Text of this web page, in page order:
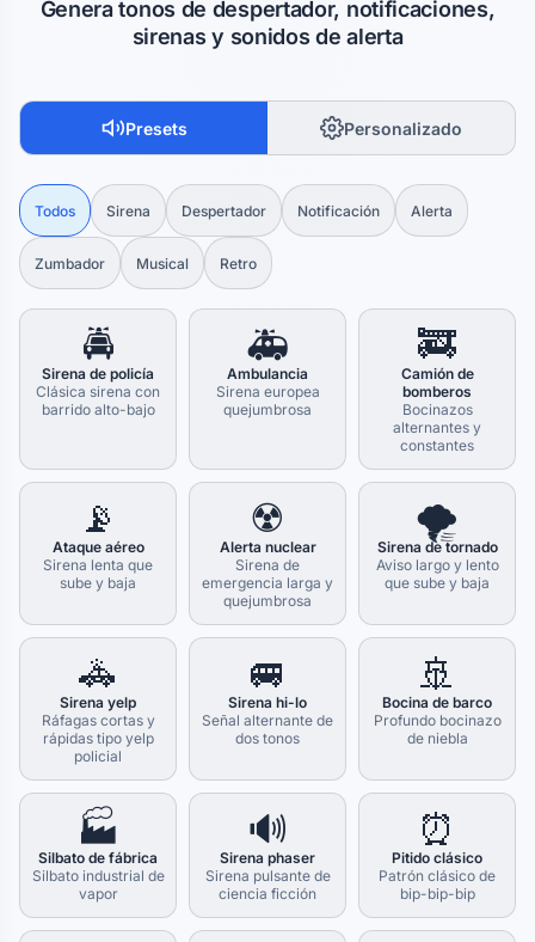
Genera tonos de despertador, notificaciones,
sirenas y sonidos de alerta
Presets Personalizado
Todos Sirena Despertador Notificación Alerta
Zumbador Musical Retro
🚔
Sirena de policía
Clásica sirena con
barrido alto-bajo
🚑
Ambulancia
Sirena europea
quejumbrosa
🚒
Camión de
bomberos
Bocinazos
alternantes y
constantes
📡
Ataque aéreo
Sirena lenta que
sube y baja
☢️
Alerta nuclear
Sirena de
emergencia larga y
quejumbrosa
🌪️
Sirena de tornado
Aviso largo y lento
que sube y baja
🚓
Sirena yelp
Ráfagas cortas y
rápidas tipo yelp
policial
🚐
Sirena hi-lo
Señal alternante de
dos tonos
🚢
Bocina de barco
Profundo bocinazo
de niebla
🏭
Silbato de fábrica
Silbato industrial de
vapor
🔊
Sirena phaser
Sirena pulsante de
ciencia ficción
⏰
Pitido clásico
Patrón clásico de
bip-bip-bip